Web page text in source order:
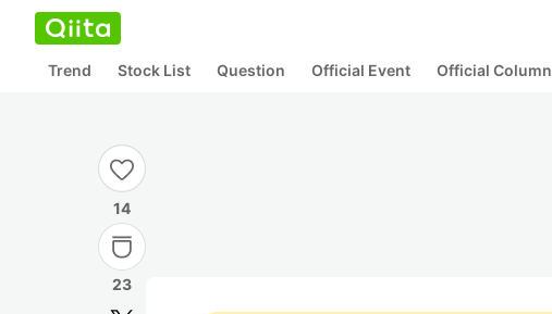
Trend Stock List Question Official Event Official Column
14
23